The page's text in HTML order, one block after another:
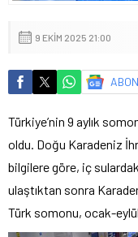
9 EKIM 2025 21:00
Türkiye’nin 9 aylık
oldu. Doğu Karadeniz
bilgilere göre, iç
ulaştıktan sonra
Türk somonu, ocak-